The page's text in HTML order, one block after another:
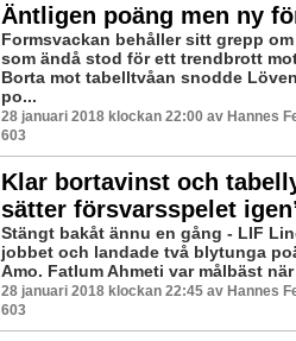
Äntligen poäng men ny
Formsvackan behåller sitt grepp
som ändå stod för ett trendbrott
Borta mot tabelltvåan snodde
po...
28 januari 2018 klockan 22:00 av Hannes
603
Klar bortavinst och
sätter försvarsspelet
Stängt bakåt ännu en gång - LIF
jobbet och landade två blytunga
Amo. Fatlum Ahmeti var målbäst
28 januari 2018 klockan 22:45 av Hannes
603